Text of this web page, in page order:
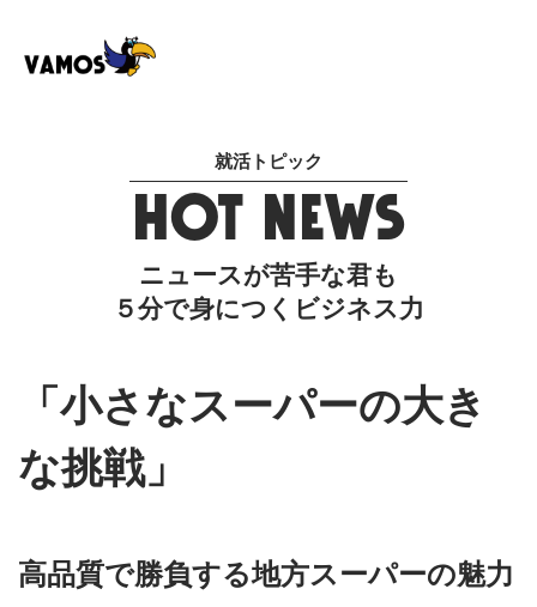
就活トピック
HOT NEWS
ニュースが苦手な君も
５分で身につくビジネス力
「小さなスーパーの大き
な挑戦」
高品質で勝負する地方スーパーの魅力